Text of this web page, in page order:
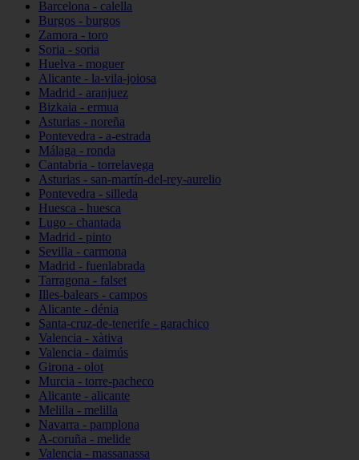
Barcelona - calella
Burgos - burgos
Zamora - toro
Soria - soria
Huelva - moguer
Alicante - la-vila-joiosa
Madrid - aranjuez
Bizkaia - ermua
Asturias - noreña
Pontevedra - a-estrada
Málaga - ronda
Cantabria - torrelavega
Asturias - san-martín-del-rey-aurelio
Pontevedra - silleda
Huesca - huesca
Lugo - chantada
Madrid - pinto
Sevilla - carmona
Madrid - fuenlabrada
Tarragona - falset
Illes-balears - campos
Alicante - dénia
Santa-cruz-de-tenerife - garachico
Valencia - xàtiva
Valencia - daimús
Girona - olot
Murcia - torre-pacheco
Alicante - alicante
Melilla - melilla
Navarra - pamplona
A-coruña - melide
Valencia - massanassa